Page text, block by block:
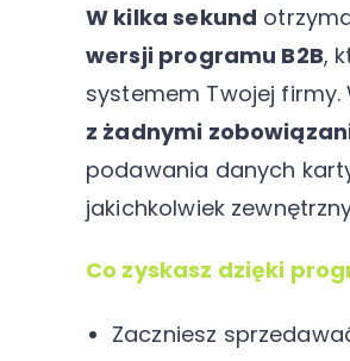
W kilka sekund
wersji programu B2B,
systemem Twojej firmy.
z żadnymi
podawania danych
jakichkolwiek
Co zyskasz dzięki
Zaczniesz